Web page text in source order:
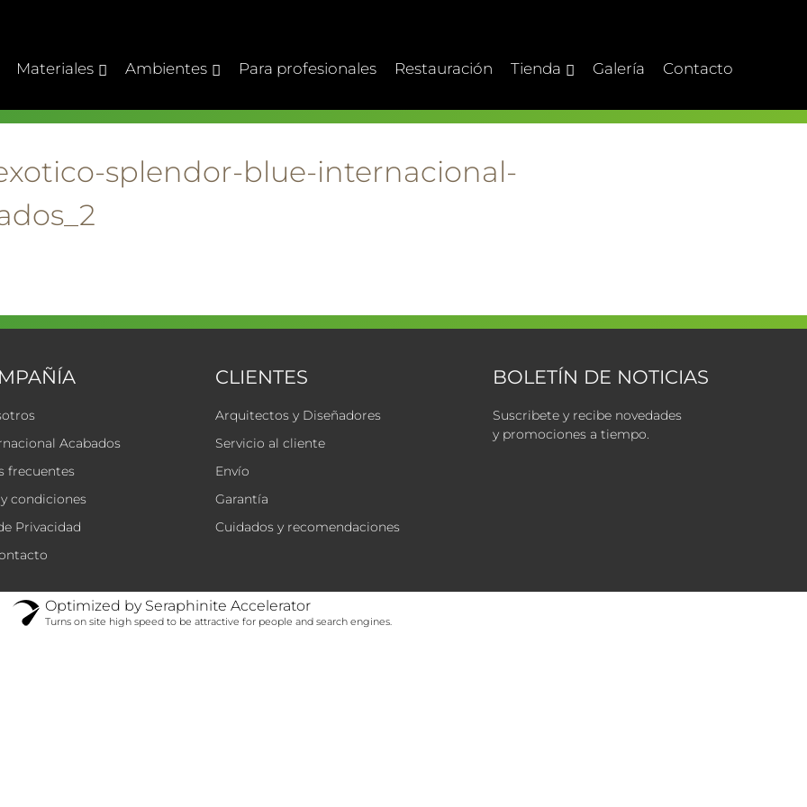
Materiales Ambientes Para profesionales Restauración Tienda Galería Contacto
splendor-blue-internacional-
Acabados
frecuentes
condiciones
Privacidad
CLIENTES
Arquitectos y Diseñadores
Servicio al cliente
Envío
Garantía
Cuidados y recomendaciones
BOLETÍN DE NOTICIAS
Suscribete y recibe novedades
y promociones a tiempo.
Optimized by Seraphinite Accelerator
Turns on site high speed to be attractive for people and search engines.